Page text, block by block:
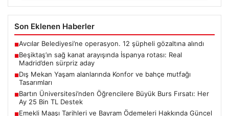
Son Eklenen Haberler
■Avcılar Belediyesi’ne operasyon. 12 şüpheli gözaltına alındı
■Beşiktaş’ın sağ kanat arayışında İspanya rotası: Real
Madrid’den sürpriz aday
■Dış Mekan Yaşam alanlarında Konfor ve bahçe mutfağı
Tasarımları
■Bartın Üniversitesi’nden Öğrencilere Büyük Burs Fırsatı: Her
Ay 25 Bin TL Destek
■Emekli Maaşı Tarihleri ve Bayram Ödemeleri Hakkında Güncel